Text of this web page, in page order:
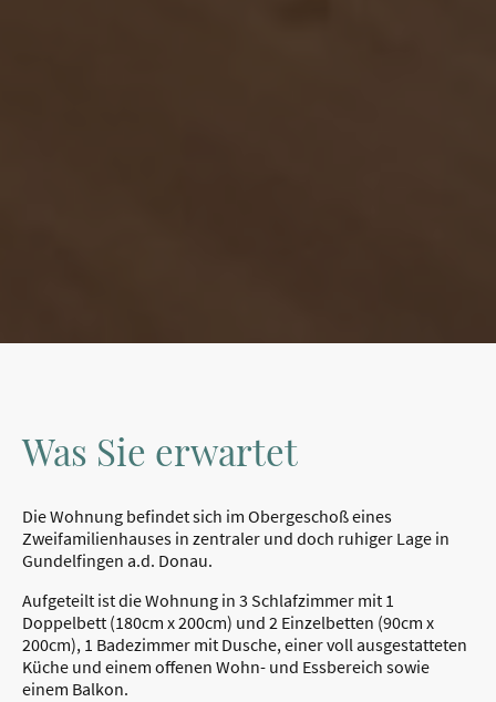
Was Sie erwartet
Die Wohnung befindet sich im Obergeschoß eines
Zweifamilienhauses in zentraler und doch ruhiger Lage in
Gundelfingen a.d. Donau.
Aufgeteilt ist die Wohnung in 3 Schlafzimmer mit 1
Doppelbett (180cm x 200cm) und 2 Einzelbetten (90cm x
200cm), 1 Badezimmer mit Dusche, einer voll ausgestatteten
Küche und einem offenen Wohn- und Essbereich sowie
einem Balkon.